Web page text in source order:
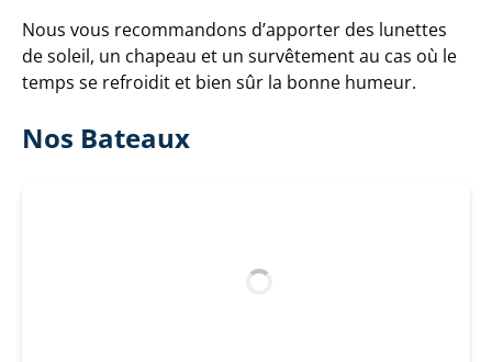
Nous vous recommandons d’apporter des lunettes
de soleil, un chapeau et un survêtement au cas où le
temps se refroidit et bien sûr la bonne humeur.
Nos Bateaux